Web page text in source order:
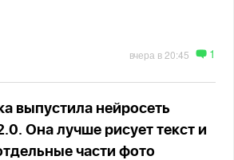
вчера в 20:45 1
выпустила нейросеть
Она лучше рисует текст и
части фото